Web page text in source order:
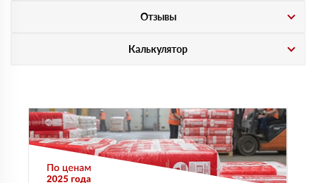
Отзывы
Калькулятор